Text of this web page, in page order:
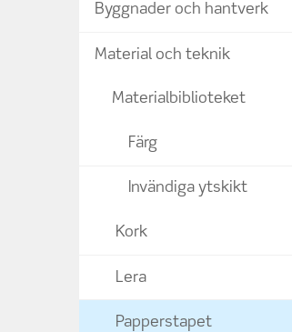
Papperstapet
Byggnader och hantverk
Material och teknik
Materialbiblioteket
Färg
Invändiga ytskikt
Kork
Lera
Papperstapet